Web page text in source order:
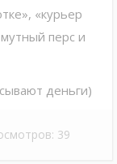
«курьер
перс и
деньги)
39